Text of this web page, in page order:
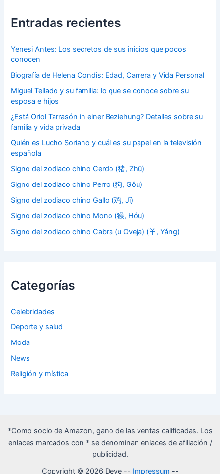
Entradas recientes
Yenesi Antes: Los secretos de sus inicios que pocos
conocen
Biografía de Helena Condis: Edad, Carrera y Vida Personal
Miguel Tellado y su familia: lo que se conoce sobre su
esposa e hijos
¿Está Oriol Tarrasón in einer Beziehung? Detalles sobre su
familia y vida privada
Quién es Lucho Soriano y cuál es su papel en la televisión
española
Signo del zodiaco chino Cerdo (猪, Zhū)
Signo del zodiaco chino Perro (狗, Gǒu)
Signo del zodiaco chino Gallo (鸡, Jī)
Signo del zodiaco chino Mono (猴, Hóu)
Signo del zodiaco chino Cabra (u Oveja) (羊, Yáng)
Categorías
Celebridades
Deporte y salud
Moda
News
Religión y mística
*Como socio de Amazon, gano de las ventas calificadas. Los
enlaces marcados con * se denominan enlaces de afiliación /
publicidad.
Copyright © 2026 Deve -- Impressum --